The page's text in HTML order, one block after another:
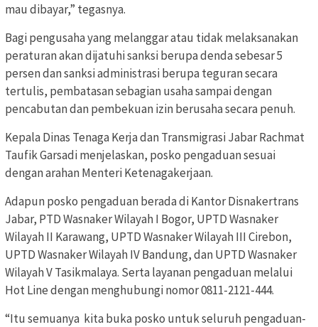
mau dibayar,” tegasnya.
Bagi pengusaha yang melanggar atau tidak melaksanakan
peraturan akan dijatuhi sanksi berupa denda sebesar 5
persen dan sanksi administrasi berupa teguran secara
tertulis, pembatasan sebagian usaha sampai dengan
pencabutan dan pembekuan izin berusaha secara penuh.
Kepala Dinas Tenaga Kerja dan Transmigrasi Jabar Rachmat
Taufik Garsadi menjelaskan, posko pengaduan sesuai
dengan arahan Menteri Ketenagakerjaan.
Adapun posko pengaduan berada di Kantor Disnakertrans
Jabar, PTD Wasnaker Wilayah I Bogor, UPTD Wasnaker
Wilayah II Karawang, UPTD Wasnaker Wilayah III Cirebon,
UPTD Wasnaker Wilayah IV Bandung, dan UPTD Wasnaker
Wilayah V Tasikmalaya. Serta layanan pengaduan melalui
Hot Line dengan menghubungi nomor 0811-2121-444.
“Itu semuanya kita buka posko untuk seluruh pengaduan-